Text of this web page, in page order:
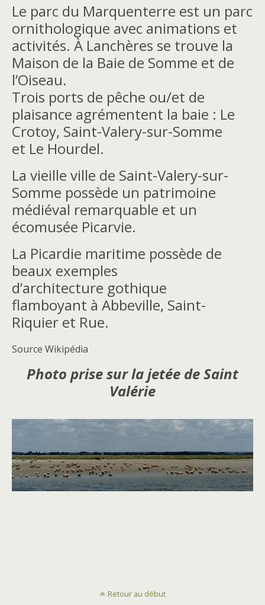
Le parc du Marquenterre est un parc
ornithologique avec animations et
activités. À Lanchères se trouve la
Maison de la Baie de Somme et de
l’Oiseau.
Trois ports de pêche ou/et de
plaisance agrémentent la baie : Le
Crotoy, Saint-Valery-sur-Somme
et Le Hourdel.
La vieille ville de Saint-Valery-sur-
Somme possède un patrimoine
médiéval remarquable et un
écomusée Picarvie.
La Picardie maritime possède de
beaux exemples
d’architecture gothique
flamboyant à Abbeville, Saint-
Riquier et Rue.
Source Wikipédia
Photo prise sur la jetée de Saint
Valérie
Retour au début